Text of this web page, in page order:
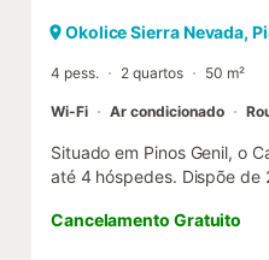
Okolice Sierra Nevada,
4 pess. 2 quartos 50 m²
Wi-Fi Ar condicionado
Situado em Pinos Genil, o
até 4 hóspedes. Dispõe de
de trabalho dedicado,
propriedade proporciona
Cancelamento Gratuito